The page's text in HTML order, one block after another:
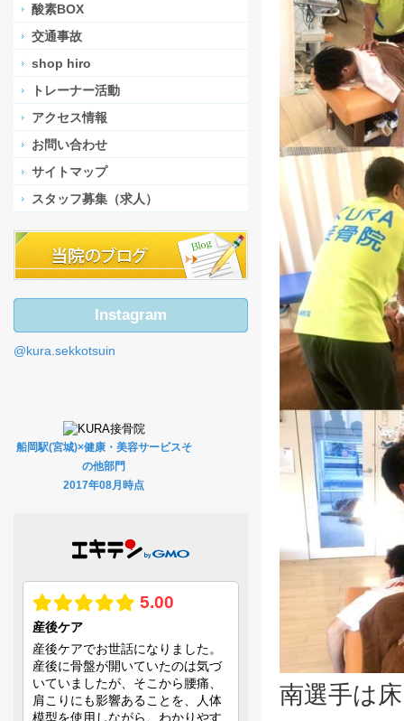
南選手は
酸素BOX
交通事故
shop hiro
トレーナー活動
アクセス情報
お問い合わせ
サイトマップ
スタッフ募集（求人）
Instagram
@kura.sekkotsuin
船岡駅(宮城)×健康・美容サービスそ
の他部門
2017年08月時点